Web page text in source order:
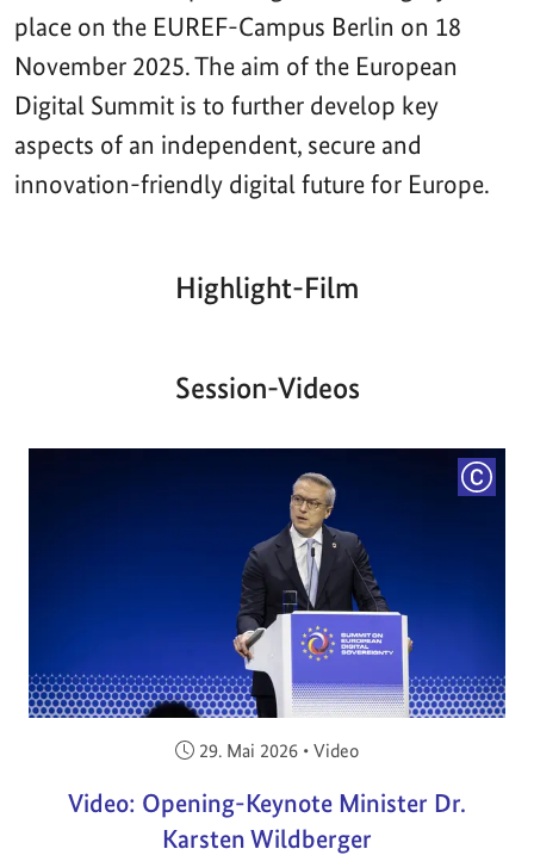
place on the EUREF-Campus Berlin on 18
November 2025. The aim of the European
Digital Summit is to further develop key
aspects of an independent, secure and
innovation-friendly digital future for Europe.
Highlight-Film
Aktueller
00:00| 00:00
Session-Videos
Veröffentlicht am:
29. Mai 2026 • Video
Video: Opening-Keynote Minister Dr.
Karsten Wildberger